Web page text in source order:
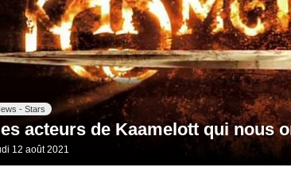
- Stars
acteurs de Kaamelott qui nous
12 août 2021